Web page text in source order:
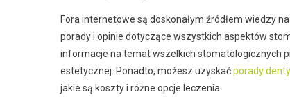
Fora internetowe są doskonałym źródłem wiedzy
porady i opinie dotyczące wszystkich aspektów
informacje na temat wszelkich stomatologicznych
estetycznej. Ponadto, możesz uzyskaćporady
jakie są koszty i różne opcje leczenia.